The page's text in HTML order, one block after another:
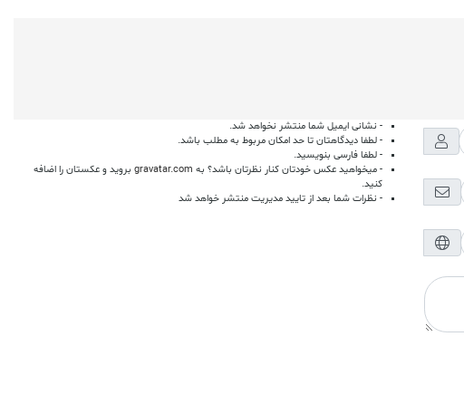
- نشانی ایمیل شما منتشر نخواهد شد.
- لطفا دیدگاهتان تا حد امکان مربوط به مطلب باشد.
- لطفا فارسی بنویسید.
- میخواهید عکس خودتان کنار نظرتان باشد؟ به gravatar.com بروید و عکستان را اضافه
کنید.
- نظرات شما بعد از تایید مدیریت منتشر خواهد شد